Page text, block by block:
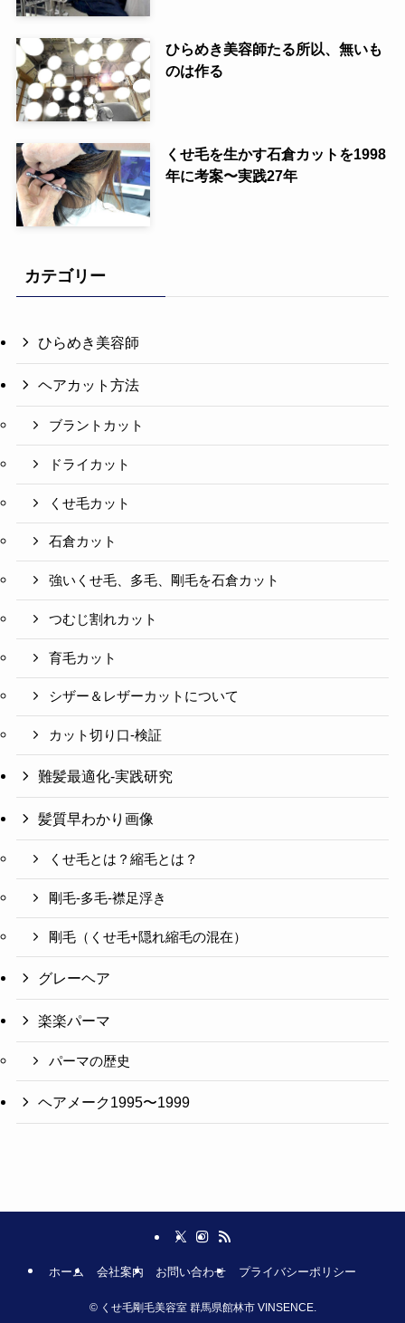
ひらめき美容師たる所以、無いも
のは作る
くせ毛を生かす石倉カットを1998
年に考案〜実践27年
カテゴリー
ひらめき美容師
ヘアカット方法
ブラントカット
ドライカット
くせ毛カット
石倉カット
強いくせ毛、多毛、剛毛を石倉カット
つむじ割れカット
育毛カット
シザー＆レザーカットについて
カット切り口-検証
難髪最適化-実践研究
髪質早わかり画像
くせ毛とは？縮毛とは？
剛毛-多毛-襟足浮き
剛毛（くせ毛+隠れ縮毛の混在）
グレーヘア
楽楽パーマ
パーマの歴史
ヘアメーク1995〜1999
ホーム 会社案内 お問い合わせ プライバシーポリシー
©くせ毛剛毛美容室 群馬県館林市 VINSENCE.